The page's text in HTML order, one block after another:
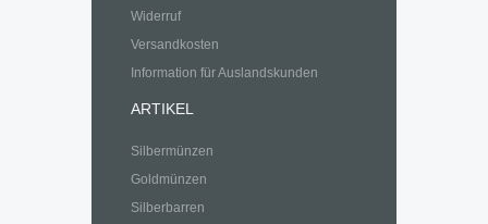
Widerruf
Versandkosten
Information für Auslandskunden
ARTIKEL
Silbermünzen
Goldmünzen
Silberbarren